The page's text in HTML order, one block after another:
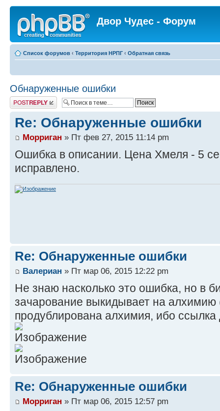
Двор Чудес - Форум
Список форумов ‹ Территория НРПГ ‹ Обратная связь
Обнаруженные ошибки
Ответить
Re: Обнаруженные ошибки
Морриган » Пт фев 27, 2015 11:14 pm
Ошибка в описании. Цена Хмеля - 5
исправлено.
Re: Обнаруженные ошибки
Валериан » Пт мар 06, 2015 12:22 pm
Не знаю насколько это ошибка, но в
зачарование выкидывает на алхимию
продублирована алхимия, ибо ссылка
Re: Обнаруженные ошибки
Морриган » Пт мар 06, 2015 12:57 pm